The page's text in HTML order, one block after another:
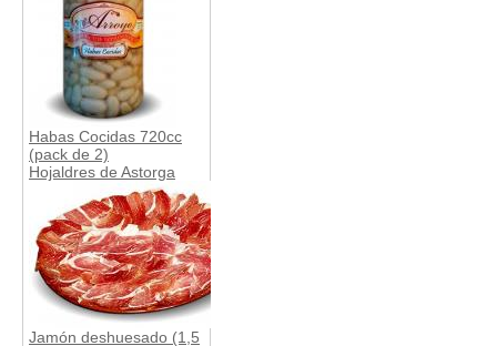
Habas Cocidas 720cc
(pack de 2)
Hojaldres de Astorga
Jamón deshuesado (1,5